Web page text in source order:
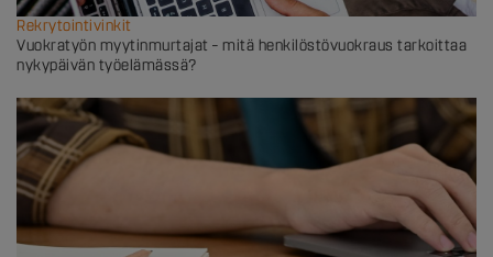
Rekrytointivinkit
Vuokratyön myytinmurtajat – mitä henkilöstövuokraus tarkoittaa
nykypäivän työelämässä?